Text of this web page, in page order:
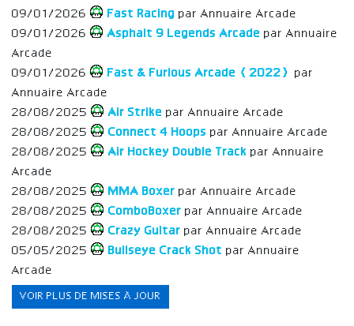
09/01/2026 Fast Racing par Annuaire Arcade
09/01/2026
Asphalt 9 Legends Arcade par Annuaire
Arcade
09/01/2026
Fast & Furious Arcade (2022) par
Annuaire Arcade
28/08/2025
Air Strike par Annuaire Arcade
28/08/2025
Connect 4 Hoops par Annuaire Arcade
28/08/2025
Air Hockey Double Track par Annuaire
Arcade
28/08/2025
MMA Boxer par Annuaire Arcade
28/08/2025
ComboBoxer par Annuaire Arcade
28/08/2025
Crazy Guitar par Annuaire Arcade
05/05/2025
Bullseye Crack Shot par Annuaire
Arcade
VOIR PLUS DE MISES À JOUR